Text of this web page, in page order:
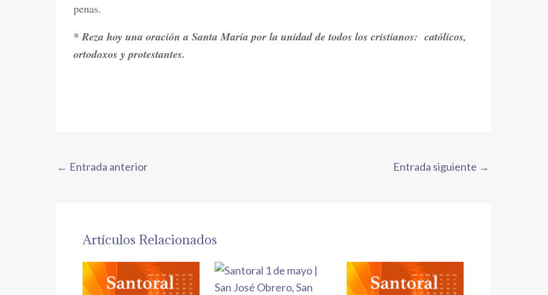
penas.
* Reza hoy una oración a Santa María por la unidad de todos los cristianos: católicos,
ortodoxos y protestantes.
← Entrada anterior Entrada siguiente →
Artículos Relacionados